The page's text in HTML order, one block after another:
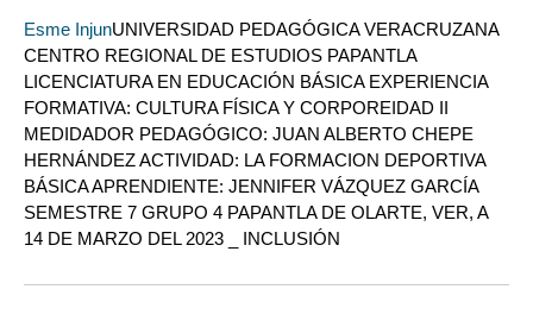
Esme InjunUNIVERSIDAD PEDAGÓGICA VERACRUZANA
CENTRO REGIONAL DE ESTUDIOS PAPANTLA
LICENCIATURA EN EDUCACIÓN BÁSICA EXPERIENCIA
FORMATIVA: CULTURA FÍSICA Y CORPOREIDAD II
MEDIDADOR PEDAGÓGICO: JUAN ALBERTO CHEPE
HERNÁNDEZ ACTIVIDAD: LA FORMACION DEPORTIVA
BÁSICA APRENDIENTE: JENNIFER VÁZQUEZ GARCÍA
SEMESTRE 7 GRUPO 4 PAPANTLA DE OLARTE, VER, A
14 DE MARZO DEL 2023 _ INCLUSIÓN